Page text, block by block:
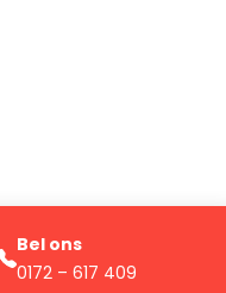
Bel ons
0172 – 617 409